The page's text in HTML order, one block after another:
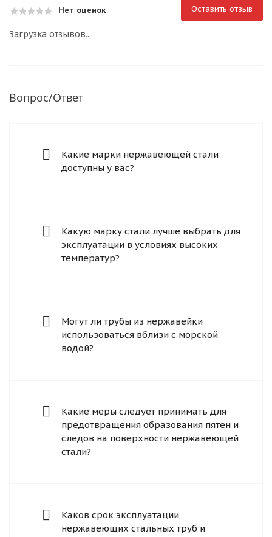
Нет оценок Оставить отзыв
Загрузка отзывов...
Вопрос/Ответ
Какие марки нержавеющей стали
доступны у вас?
Какую марку стали лучше выбрать для
эксплуатации в условиях высоких
температур?
Могут ли трубы из нержавейки
использоваться вблизи с морской
водой?
Какие меры следует принимать для
предотвращения образования пятен и
следов на поверхности нержавеющей
стали?
Каков срок эксплуатации
нержавеющих стальных труб и